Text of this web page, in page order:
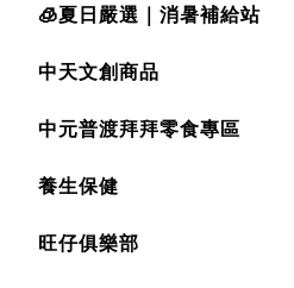
🧊夏日嚴選｜消暑補給站
中天文創商品
中元普渡拜拜零食專區
養生保健
旺仔俱樂部